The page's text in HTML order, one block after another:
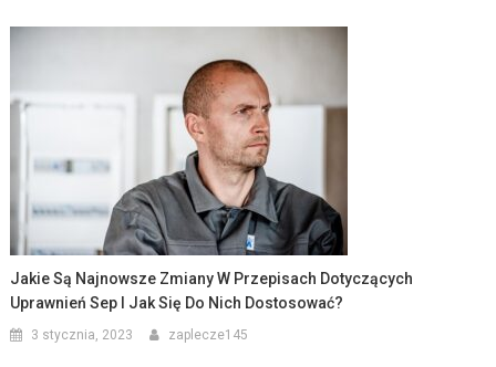
Jakie Są Najnowsze Zmiany W Przepisach Dotyczących
Uprawnień Sep I Jak Się Do Nich Dostosować?
3 stycznia, 2023 zaplecze145